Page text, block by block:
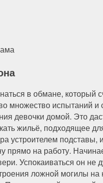
в обмане, который
множество испытаний
девочки домой. Это
жильё, подходящее
устроителем подставы,
прямо на работу.
Успокаиваться он
ложной могилы